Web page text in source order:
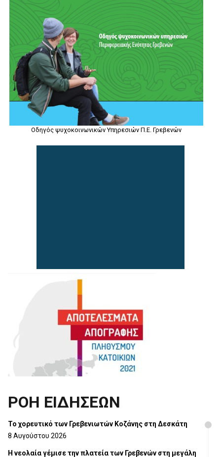
Οδηγός ψυχοκοινωνικών Υπηρεσιών Π.Ε. Γρεβενών
ΡΟΗ ΕΙΔΗΣΕΩΝ
Το χορευτικό των Γρεβενιωτών Κοζάνης στη Δεσκάτη
8 Αυγούστου 2026
Η νεολαία γέμισε την πλατεία των Γρεβενών στη μεγάλη